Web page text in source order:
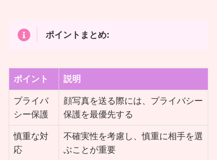
ポイントまとめ:
ポイント 説明
プライバ
シー保護
顔写真を送る際には、プライバシー
保護を最優先する
慎重な対
応
不確実性を考慮し、慎重に相手を選
ぶことが重要